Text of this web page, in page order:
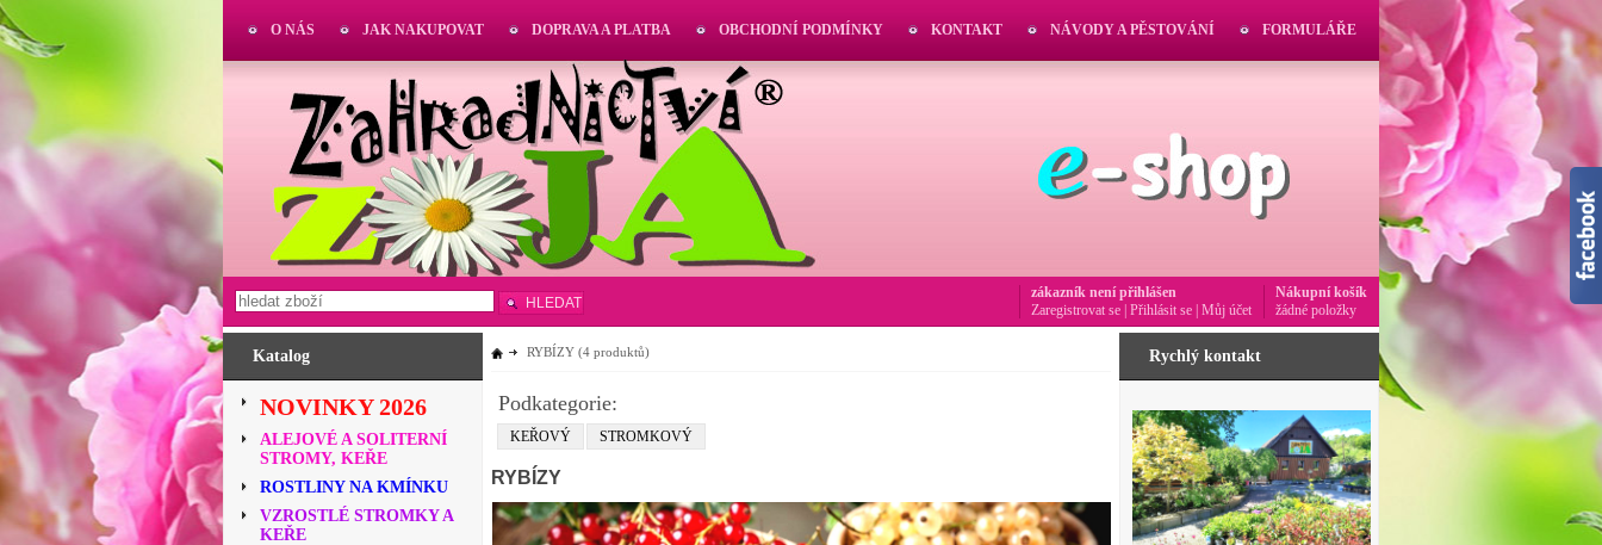
Katalog
NOVINKY 2026
ALEJOVÉ A SOLITERNÍ
STROMY, KEŘE
ROSTLINY NA KMÍNKU
VZROSTLÉ STROMKY A
KEŘE
RYBÍZY (4 produktů)
Podkategorie:
KEŘOVÝ STROMKOVÝ
RYBÍZY
Rychlý kontakt
O NÁS JAK NAKUPOVAT DOPRAVA A PLATBA OBCHODNÍ PODMÍNKY KONTAKT NÁVODY A PĚSTOVÁNÍ FORMULÁŘE
HLEDAT
Nákupní košík
žádné položky
zákazník není přihlášen
Zaregistrovat se Přihlásit se Můj účet